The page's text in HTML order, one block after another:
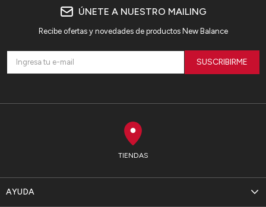
TIENDAS
AYUDA
ÚNETE A NUESTRO MAILING
Recibe ofertas y novedades de productos New Balance
SUSCRIBIRME